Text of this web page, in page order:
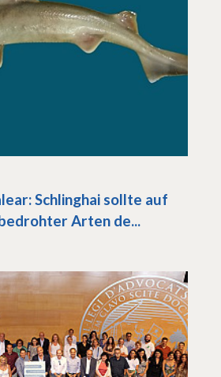
Schlinghai sollte auf
Arten de...